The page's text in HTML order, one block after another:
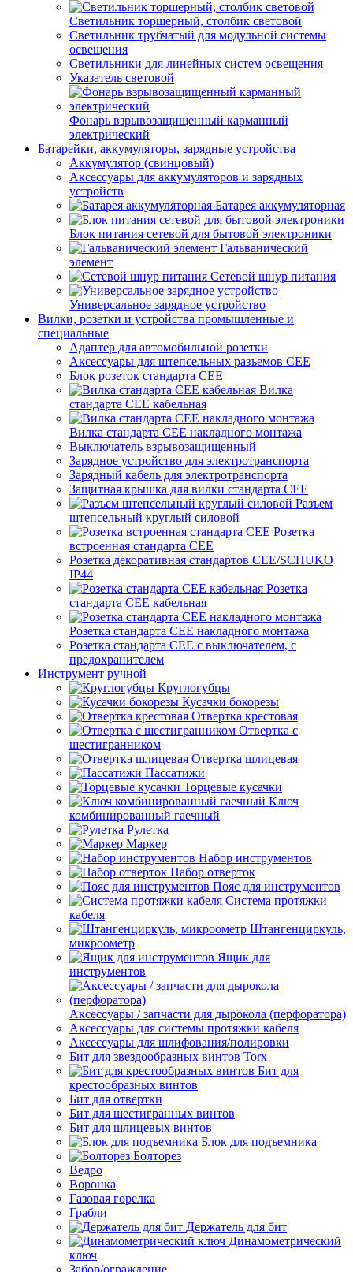
Светильник торшерный, столбик световой
Светильник трубчатый для модульной системы
освещения
Светильники для линейных систем освещения
Указатель световой
Фонарь взрывозащищенный карманный
электрический
Батарейки, аккумуляторы, зарядные устройства
Аккумулятор (свинцовый)
Аксессуары для аккумуляторов и зарядных
устройств
Батарея аккумуляторная
Блок питания сетевой для бытовой электроники
Гальванический
элемент
Сетевой шнур питания
Универсальное зарядное устройство
Вилки, розетки и устройства промышленные и
специальные
Адаптер для автомобильной розетки
Аксессуары для штепсельных разъемов CEE
Блок розеток стандарта CEE
Вилка
стандарта CEE кабельная
Вилка стандарта CEE накладного монтажа
Выключатель взрывозащищенный
Зарядное устройство для электротранспорта
Зарядный кабель для электротранспорта
Защитная крышка для вилки стандарта CEE
Разъем
штепсельный круглый силовой
Розетка
встроенная стандарта CEE
Розетка декоративная стандартов CEE/SCHUKO
IP44
Розетка
стандарта СЕЕ кабельная
Розетка стандарта СЕЕ накладного монтажа
Розетка стандарта СЕЕ с выключателем, с
предохранителем
Инструмент ручной
Круглогубцы
Кусачки бокорезы
Отвертка крестовая
Отвертка с
шестигранником
Отвертка шлицевая
Пассатижи
Торцевые кусачки
Ключ
комбинированный гаечный
Рулетка
Маркер
Набор инструментов
Набор отверток
Пояс для инструментов
Система протяжки
кабеля
Штангенциркуль,
микроометр
Ящик для
инструментов
Аксессуары / запчасти для дырокола (перфоратора)
Аксессуары для системы протяжки кабеля
Аксессуары для шлифования/полировки
Бит для звездообразных винтов Torx
Бит для
крестообразных винтов
Бит для отвертки
Бит для шестигранных винтов
Бит для шлицевых винтов
Блок для подъемника
Болторез
Ведро
Воронка
Газовая горелка
Грабли
Держатель для бит
Динамометрический
ключ
Забор/ограждение